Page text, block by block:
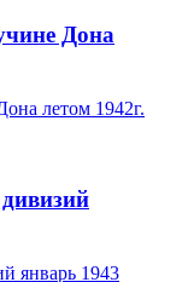
Дона